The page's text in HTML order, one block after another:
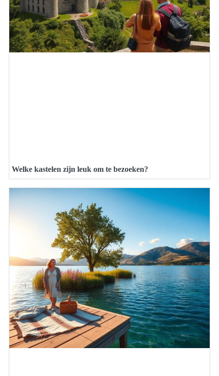
Welke kastelen zijn leuk om te bezoeken?